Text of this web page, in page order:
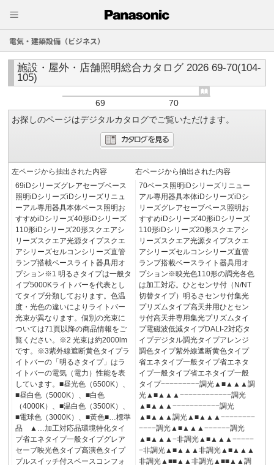
電気・建築設備（ビジネス）
施設・屋外・店舗照明総合カタログ 2026 69-70(104-
105)
69
70
お探しのページはデジタルカタログでご覧いただけます。
左ページから抽出された内容
69iDシリーズグレアセーブベース
照明iDシリーズiDシリーズリニュ
ーアル専用器具本体ベース照明お
すすめiDシリーズ40形iDシリーズ
110形iDシリーズ20形スクエアシ
リーズスクエア光源タイプスクエ
アシリーズセルコンシリーズ直管
ランプ搭載ベースライト器具用オ
プション※1 明るさタイプは一般タ
イプ5000Kライトバーを代表とし
てタイプ分類しております。色温
度・光色の違いによりライトバー
光束が異なります。個別の光束に
ついては71頁以降の商品情報をご
覧ください。※2 光束は約2000lm
です。※3紫外線遮断黄色タイプラ
イトバーの「明るさタイプ」はラ
イトバーの電気（電力）性能を表
しています。■昼光色（6500K）、
■昼白色（5000K）、■白色
（4000K）、■温白色（3500K）、
■電球色（3000K）、■黃色■…標準
品 ▲…加工対応品環境特化タイ
プ省エネタイプ一般タイプグレア
セーブ映光色タイプ高演色タイプ
プルスイッチ付スペースコンフォ
右ページから抽出された内容
70ベース照明iDシリーズリニュー
アル専用器具本体iDシリーズiDシ
リーズグレアセーブベース照明お
すすめiDシリーズ40形iDシリーズ
110形iDシリーズ20形スクエアシ
リーズスクエア光源タイプスクエ
アシリーズセルコンシリーズ直管
ランプ搭載ベースライト器具用オ
プション※映光色110形の調光各色
は加工対応。ひとセンサ付（N/NT
切替タイプ）明るさセンサ付集光
プリズムタイプ高天井用ひとセン
サ付高天井専用集光プリズムタイ
プ電磁波低減タイプDALI-2対応タ
イプデジタル調光タイプアレンジ
調色タイプ紫外線遮断黄色タイプ
省エネタイプ一般タイプ省エネタ
イプ一般タイプ省エネタイプ一般
タイプ−−−−−−−−−調光▲■▲▲▲調
光▲■▲▲▲−−−−−−−−−−−−調光
▲■▲▲▲−−−−−−−−−−−調光
▲■▲▲▲調光▲■▲▲▲−−−−−−−−
−−−−調光▲■▲▲▲−−−−−−調光
▲■▲▲▲−非調光▲■▲▲▲−−−−−
−非調光▲■▲▲▲非調光▲■▲▲▲
非調光▲■■▲▲非調光▲■■▲▲調